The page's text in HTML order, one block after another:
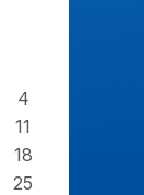
4
11
18
25